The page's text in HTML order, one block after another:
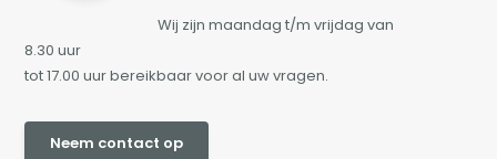
Wij zijn maandag t/m vrijdag van
8.30 uur
tot 17.00 uur bereikbaar voor al uw vragen.
Neem contact op